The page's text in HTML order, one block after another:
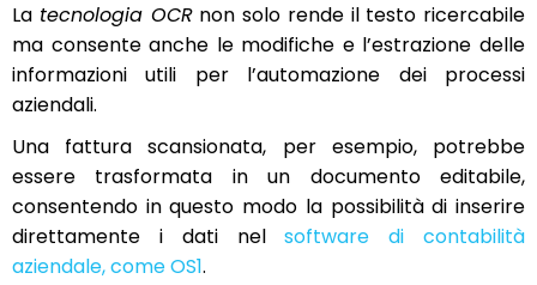
La tecnologia OCRnon solo rende il testo ricercabile
ma consente anche le modifiche e l’estrazione delle
informazioni utili per l’automazione dei processi
aziendali.
Una fattura scansionata, per esempio, potrebbe
essere trasformata in un documento editabile,
consentendo in questo modo la possibilità di inserire
direttamente i dati nelsoftware di contabilità
aziendale, come OS1.